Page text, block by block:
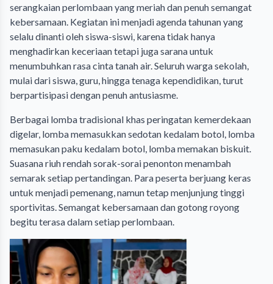
serangkaian perlombaan yang meriah dan penuh semangat
kebersamaan. Kegiatan ini menjadi agenda tahunan yang
selalu dinanti oleh siswa-siswi, karena tidak hanya
menghadirkan keceriaan tetapi juga sarana untuk
menumbuhkan rasa cinta tanah air. Seluruh warga sekolah,
mulai dari siswa, guru, hingga tenaga kependidikan, turut
berpartisipasi dengan penuh antusiasme.
Berbagai lomba tradisional khas peringatan kemerdekaan
digelar, lomba memasukkan sedotan kedalam botol, lomba
memasukan paku kedalam botol, lomba memakan biskuit.
Suasana riuh rendah sorak-sorai penonton menambah
semarak setiap pertandingan. Para peserta berjuang keras
untuk menjadi pemenang, namun tetap menjunjung tinggi
sportivitas. Semangat kebersamaan dan gotong royong
begitu terasa dalam setiap perlombaan.